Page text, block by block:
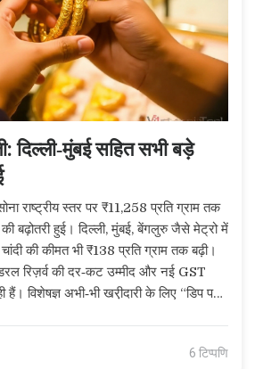
दिल्ली‑मुंबई सहित सभी बड़े
राष्ट्रीय स्तर पर ₹11,258 प्रति ग्राम तक
बढ़ोतरी हुई। दिल्ली, मुंबई, बेंगलुरु जैसे मेट्रो में
की कीमत भी ₹138 प्रति ग्राम तक बढ़ी।
रिज़र्व की दर‑कट उम्मीद और नई GST
हैं। विशेषज्ञ अभी‑भी खरी़दारी के लिए “डिप पर
6 टिप्पणि